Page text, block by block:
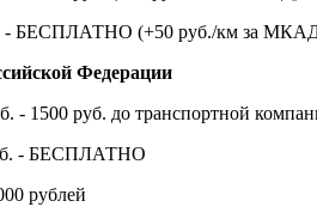
- БЕСПЛАТНО (+50 руб./км за
Федерации
- 1500 руб. до транспортной
- БЕСПЛАТНО
рублей